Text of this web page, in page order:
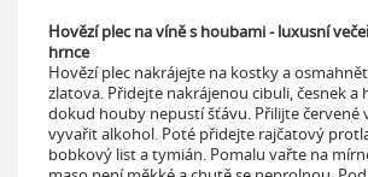
Hovězí plec na víně s houbami - luxusní
hrnce
Hovězí plec nakrájejte na kostky a
zlatova. Přidejte nakrájenou cibuli, česnek a
dokud houby nepustí šťávu. Přilijte červené
vyvařit alkohol. Poté přidejte rajčatový
bobkový list a tymián. Pomalu vařte na